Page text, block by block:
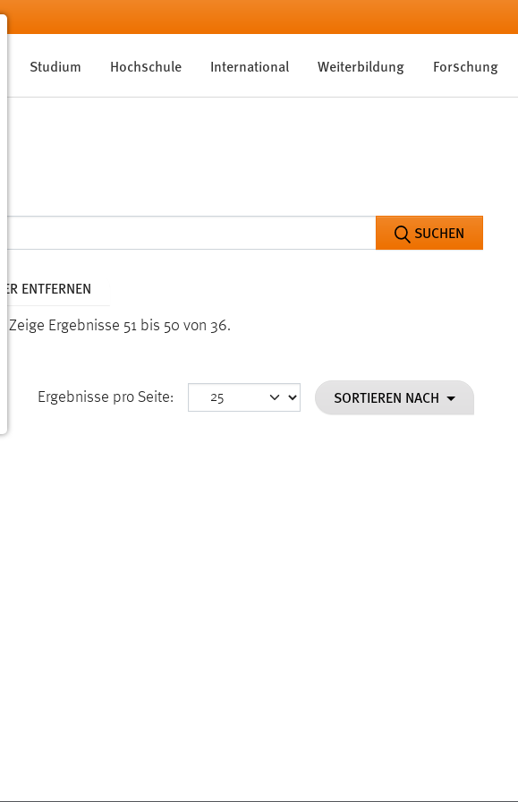
Studium Hochschule International Weiterbildung Forschung
SUCHEN
ENTFERNEN
Zeige Ergebnisse 51 bis 50 von 36.
Ergebnisse pro Seite: SORTIEREN NACH